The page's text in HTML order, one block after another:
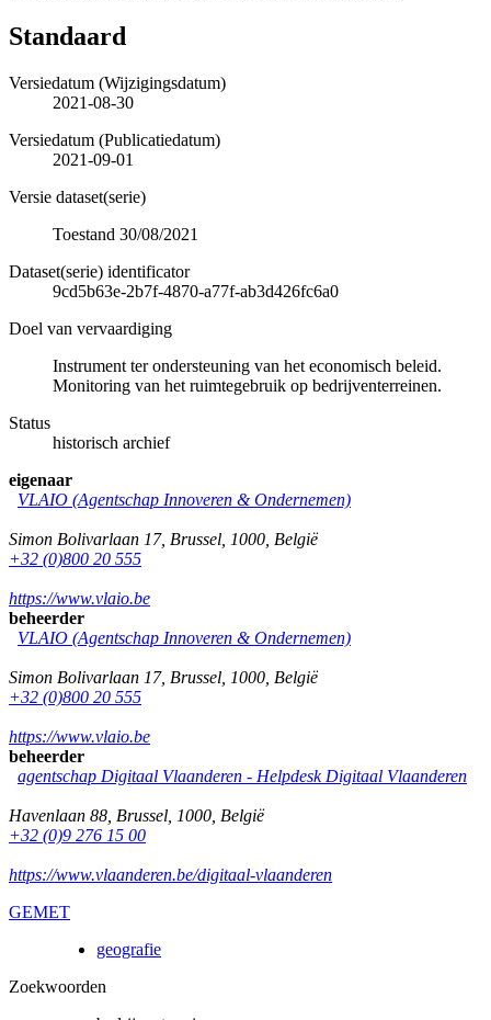
Standaard
Versiedatum (Wijzigingsdatum)
2021-08-30
Versiedatum (Publicatiedatum)
2021-09-01
Versie dataset(serie)
Toestand 30/08/2021
Dataset(serie) identificator
9cd5b63e-2b7f-4870-a77f-ab3d426fc6a0
Doel van vervaardiging
Instrument ter ondersteuning van het economisch beleid.
Monitoring van het ruimtegebruik op bedrijventerreinen.
Status
historisch archief
eigenaar
VLAIO (Agentschap Innoveren & Ondernemen)
Simon Bolivarlaan 17, Brussel 1000 België
+32 (0)800 20 555
https://www.vlaio.be
beheerder
VLAIO (Agentschap Innoveren & Ondernemen)
Simon Bolivarlaan 17, Brussel 1000 België
+32 (0)800 20 555
https://www.vlaio.be
beheerder
agentschap Digitaal Vlaanderen - Helpdesk Digitaal Vlaanderen
Havenlaan 88 Brussel 1000 België
+32 (0)9 276 15 00
https://www.vlaanderen.be/digitaal-vlaanderen
GEMET
geografie
Zoekwoorden